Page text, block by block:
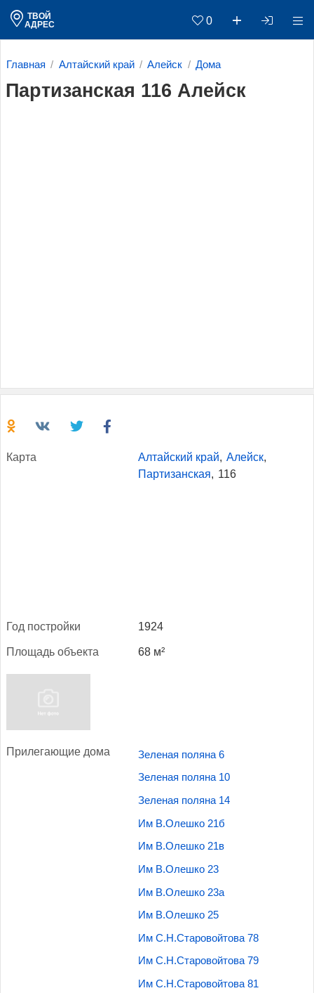
ТВОЙ
АДРЕС
0
Главная Алтайский край Алейск Дома
Партизанская 116 Алейск
Кар­та Алтайский край, Алейск,
Партизанская, 116
Год пос­трой­ки 1924
Пло­щадь объ­ек­та 68 м²
При­лега­ющие до­ма Зеленая поляна 6
Зеленая поляна 10
Зеленая поляна 14
Им В.Олешко 21б
Им В.Олешко 21в
Им В.Олешко 23
Им В.Олешко 23а
Им В.Олешко 25
Им С.Н.Старовойтова 78
Им С.Н.Старовойтова 79
Им С.Н.Старовойтова 81